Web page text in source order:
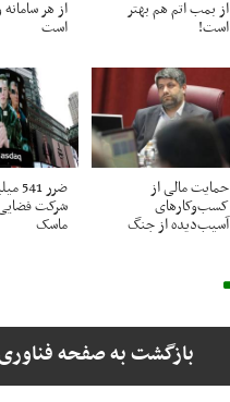
از بمب اتم هم بهتر
است!
از هر
است
حمایت مالی از
کسب‌وکارهای
آسیب‌دیده از جنگ
ضرر
شرکت فضایی
ماسک
بازگشت به صفحه